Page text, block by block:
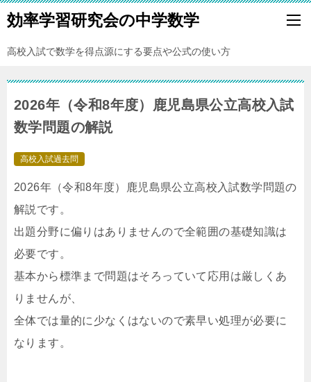
効率学習研究会の中学数学
高校入試で数学を得点源にする要点や公式の使い方
2026年（令和8年度）鹿児島県公立高校入試
数学問題の解説
高校入試過去問
2026年（令和8年度）鹿児島県公立高校入試数学問題の
解説です。
出題分野に偏りはありませんので全範囲の基礎知識は
必要です。
基本から標準まで問題はそろっていて応用は厳しくあ
りませんが、
全体では量的に少なくはないので素早い処理が必要に
なります。